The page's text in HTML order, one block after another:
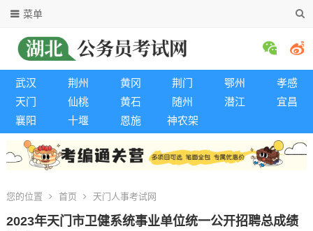
菜单
武汉 荆州 黄冈 荆门 鄂州
孝感
天门
仙桃 黄石 随州 潜江
宜昌
襄阳
十堰 恩施 神农架
您的位置 首页 天门人事考试网
2023年天门市卫健系统事业单位统一公开招聘总成绩